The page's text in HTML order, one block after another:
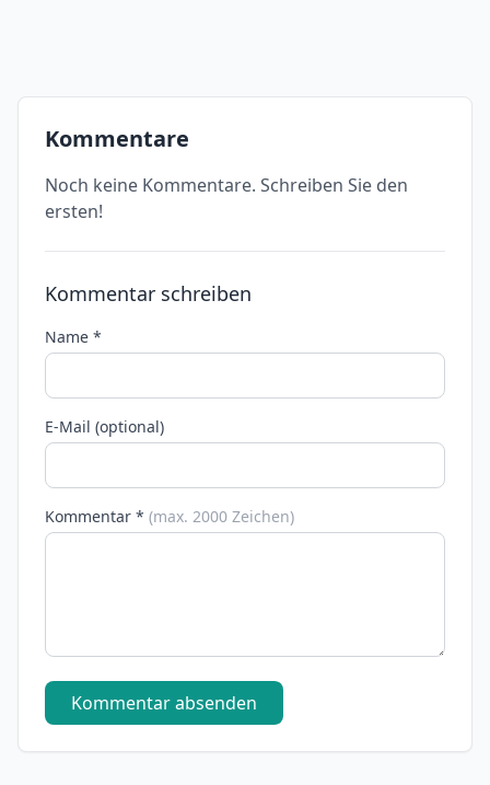
Kommentare
Noch keine Kommentare. Schreiben Sie den
ersten!
Kommentar schreiben
Name *
E-Mail (optional)
Kommentar * (max. 2000 Zeichen)
Kommentar absenden